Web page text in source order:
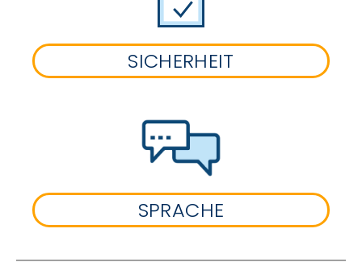
SICHERHEIT
SPRACHE